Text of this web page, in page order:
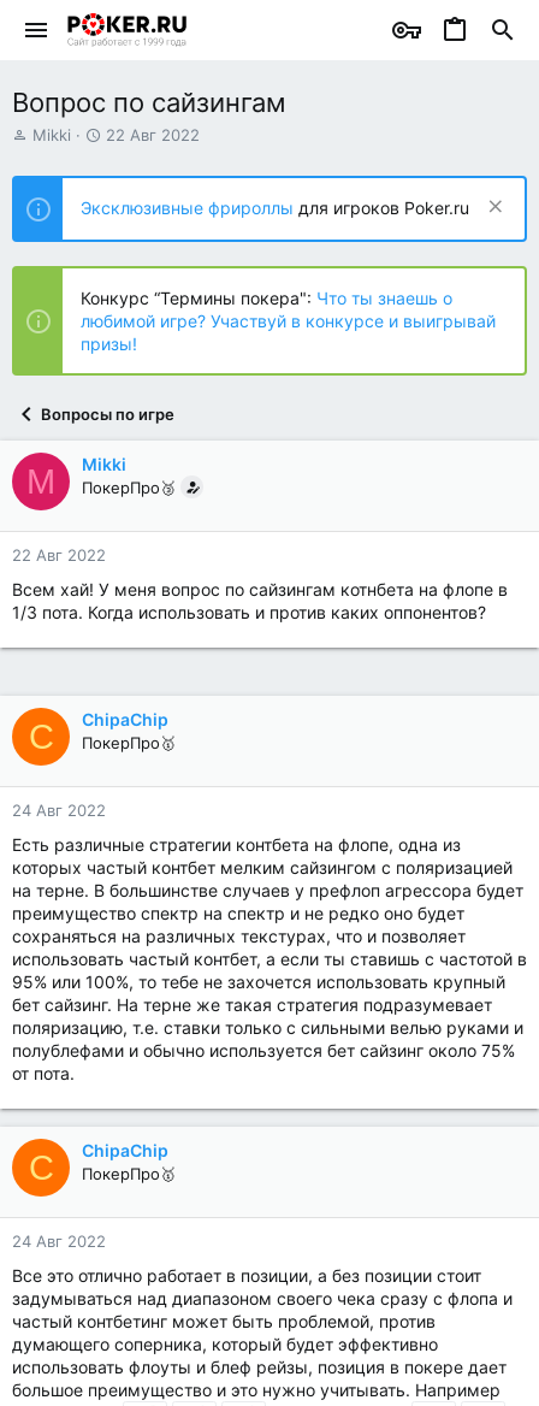
Вопрос по сайзингам
А
т
о
р
т
е
ы
Mikki
Д
т
н
а
ч
л
а
22 Авг 2022
Эксклюзивные фрироллы для игроков Poker.ru
Конкурс “Термины покера": Что ты знаешь о
любимой игре? Участвуй в конкурсе и выигрывай
призы!
Вопросы по игре
M Mikki
ПокерПро🥉
22 Авг 2022
Всем хай! У меня вопрос по сайзингам котнбета на флопе в
1/3 пота. Когда использовать и против каких оппонентов?
C ChipaChip
ПокерПро🥇
24 Авг 2022
Есть различные стратегии контбета на флопе, одна из
которых частый контбет мелким сайзингом с поляризацией
на терне. В большинстве случаев у префлоп агрессора будет
преимущество спектр на спектр и не редко оно будет
сохраняться на различных текстурах, что и позволяет
использовать частый контбет, а если ты ставишь с частотой в
95% или 100%, то тебе не захочется использовать крупный
бет сайзинг. На терне же такая стратегия подразумевает
поляризацию, т.е. ставки только с сильными велью руками и
полублефами и обычно используется бет сайзинг около 75%
от пота.
C ChipaChip
ПокерПро🥇
24 Авг 2022
Все это отлично работает в позиции, а без позиции стоит
задумываться над диапазоном своего чека сразу с флопа и
частый контбетинг может быть проблемой, против
думающего соперника, который будет эффективно
использовать флоуты и блеф рейзы, позиция в покере дает
большое преимущество и это нужно учитывать. Например